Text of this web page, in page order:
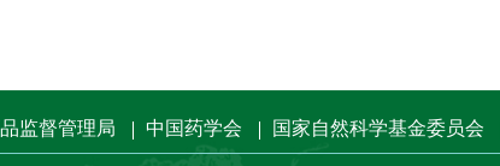
监督管理局 中国药学会 国家自然科学基金委员会